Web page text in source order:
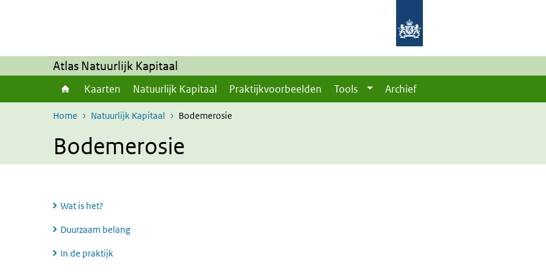
Atlas Natuurlijk Kapitaal
Kaarten Natuurlijk Kapitaal Praktijkvoorbeelden Tools Archief
Home Natuurlijk Kapitaal Bodemerosie
Bodemerosie
Wat is het?
Duurzaam belang
In de praktijk